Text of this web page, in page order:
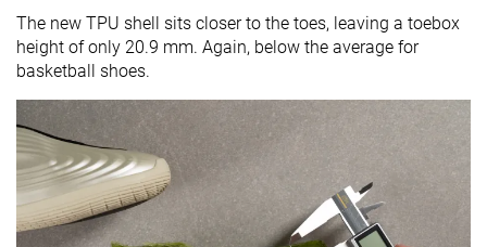
The new TPU shell sits closer to the toes, leaving a toebox
height of only 20.9 mm. Again, below the average for
basketball shoes.